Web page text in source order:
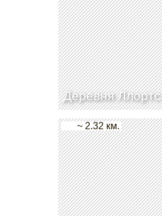
Деревня Ллортс
~ 2.32 км.